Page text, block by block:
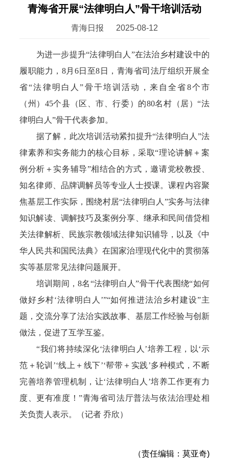
青海省开展“法律明白人”骨干培训活动
青海日报 2025-08-12
为进一步提升“法律明白人”在法治乡村建设中的
履职能力，8月6日至8日，青海省司法厅组织开展全
省“法律明白人”骨干培训活动，来自全省8个市
（州）45个县（区、市、行委）的80名村（居）“法
律明白人”骨干代表参加。
据了解，此次培训活动紧扣提升“法律明白人”法
律素养和实务能力的核心目标，采取“理论讲解＋案
例分析＋实务辅导”相结合的方式，邀请党校教授、
知名律师、品牌调解员等专业人士授课。课程内容聚
焦基层工作实际，围绕村居“法律明白人”实务与法律
知识解读、调解技巧及案例分享、继承和民间借贷相
关法律解析、民族宗教领域法律知识辅导，以及《中
华人民共和国民法典》在国家治理现代化中的贯彻落
实等基层常见法律问题展开。
培训期间，8名“法律明白人”骨干代表围绕“如何
做好乡村‘法律明白人’”“如何推进法治乡村建设”主
题，交流分享了法治实践故事、基层工作经验与创新
做法，促进了互学互鉴。
“我们将持续深化‘法律明白人’培养工程，以‘示
范＋轮训’‘线上＋线下’‘帮带＋实践’多种模式，不断
完善培养管理机制，让‘法律明白人’培养工作更有力
度、更有准度！”青海省司法厅普法与依法治理处相
关负责人表示。（记者 乔欣）
（责任编辑：莫亚奇)